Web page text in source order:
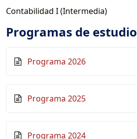
Contabilidad I (Intermedia)
Programas de estudio
Programa 2026
Programa 2025
Programa 2024